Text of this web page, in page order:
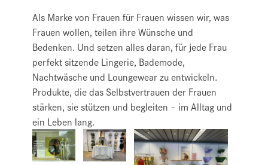
Als Marke von Frauen für Frauen wissen wir, was
Frauen wollen, teilen ihre Wünsche und
Bedenken. Und setzen alles daran, für jede Frau
perfekt sitzende Lingerie, Bademode,
Nachtwäsche und Loungewear zu entwickeln.
Produkte, die das Selbstvertrauen der Frauen
stärken, sie stützen und begleiten – im Alltag und
ein Leben lang.